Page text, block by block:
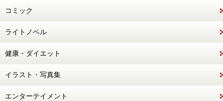
コミック
ライトノベル
健康・ダイエット
イラスト・写真集
エンターテイメント